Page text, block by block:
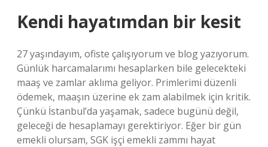
Kendi hayatımdan bir kesit
27 yaşındayım, ofiste çalışıyorum ve blog yazıyorum.
Günlük harcamalarımı hesaplarken bile gelecekteki
maaş ve zamlar aklıma geliyor. Primlerimi düzenli
ödemek, maaşın üzerine ek zam alabilmek için kritik.
Çünkü İstanbul’da yaşamak, sadece bugünü değil,
geleceği de hesaplamayı gerektiriyor. Eğer bir gün
emekli olursam, SGK işçi emekli zammı hayat